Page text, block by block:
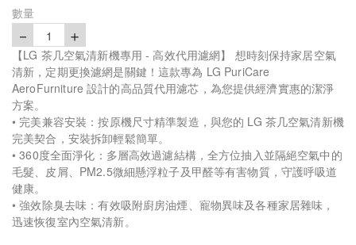
數量
－ 1 ＋
【LG 茶几空氣清新機專用 - 高效代用濾網】 想時刻保持家居空氣
清新，定期更換濾網是關鍵！這款專為 LG PuriCare
AeroFurniture 設計的高品質代用濾芯，為您提供經濟實惠的潔淨
方案。
• 完美兼容安裝：按原機尺寸精準製造，與您的 LG 茶几空氣清新機
完美契合，安裝拆卸輕鬆簡單。
• 360度全面淨化：多層高效過濾結構，全方位抽入並隔絕空氣中的
毛髮、皮屑、PM2.5微細懸浮粒子及甲醛等有害物質，守護呼吸道
健康。
• 強效除臭去味：有效吸附廚房油煙、寵物異味及各種家居雜味，
迅速恢復室內空氣清新。